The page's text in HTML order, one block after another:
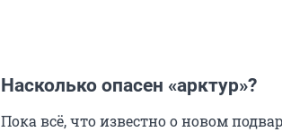
Насколько опасен «арктур»?
Пока всё, что известно о новом